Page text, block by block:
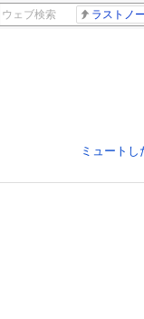
ラストノート 内田
ミュートし